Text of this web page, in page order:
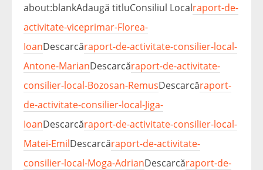
about:blankAdaugă titluConsiliul Localraport-de-
activitate-viceprimar-Florea-
IoanDescarcăraport-de-activitate-consilier-local-
Antone-MarianDescarcăraport-de-activitate-
consilier-local-Bozosan-RemusDescarcăraport-
de-activitate-consilier-local-Jiga-
IoanDescarcăraport-de-activitate-consilier-local-
Matei-EmilDescarcăraport-de-activitate-
consilier-local-Moga-AdrianDescarcăraport-de-